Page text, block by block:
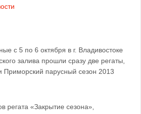
с 5 по 6 октября в г. Владивостоке
залива прошли сразу две регаты,
Приморский парусный сезон 2013
регата «Закрытие сезона»,